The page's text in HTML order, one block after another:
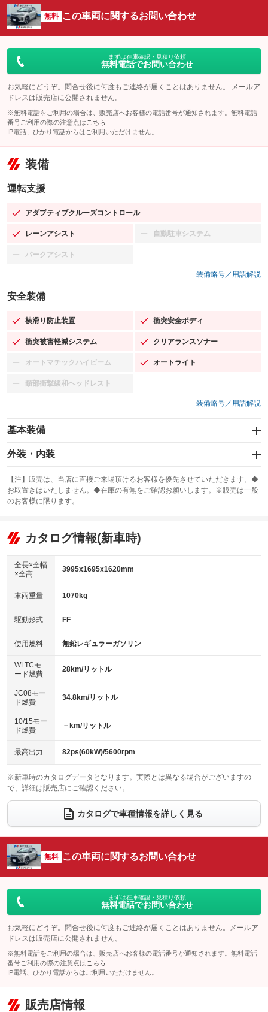
無料 この車両に関するお問い合わせ
まずは在庫確認・見積り依頼
無料電話でお問い合わせ
お気軽にどうぞ。問合せ後に何度もご連絡が届くことはありません。 メールア
ドレスは販売店に公開されません。
※無料電話をご利用の場合は、販売店へお客様の電話番号が通知されます。無料電話
番号ご利用の際の注意点は こちら
IP電話、ひかり電話からはご利用いただけません。
装備
運転支援
アダプティブクルーズコントロール
：装備あり
レーンアシスト
：装備あり 自動駐車システム
：装備なし
パークアシスト
：装備なし
装備略号／用語解説
安全装備
横滑り防止装置
：装備あり 衝突安全ボディ
：装備あり
衝突被害軽減システム
：装備あり クリアランスソナー
：装備あり
オートマチックハイビーム
：装備なし オートライト
：装備あり
頸部衝撃緩和ヘッドレスト
：装備なし
装備略号／用語解説
基本装備
エアバッグ：運転席/助手席/サイド
：装備あり
：装備なし
サンルーフ
：装備なし ABS
リフトアップ
：装備なし
：装備なし
パワーウィンドウ
アイドリングストップ
：装備なし
USB入力端子
：装備なし
100V電源
：装備なし
センターデフロック
：装備なし
電動格納ミラー
：装備あり
外装・内装
カーナビ：SDナビ
：装備あり
TV：フルセグ
：装備あり
ビジュアル：-／DVD再生
：装備あり
：装備あり
革シート
キーレス
HID(キセノンライト)
：装備なし
バックカメラ
：装備あり
エアロ
：装備なし
：装備なし
パワーシート
ベンチシート
：装備なし
チップアップシート
：装備なし
：装備なし ：装備あり
ウォークスルー
：装備なし
電動リアゲート フロントカメラ
：装備あり
：装備なし ：装備あり
サイドカメラ
：装備あり ルーフレール
：装備なし
：装備なし
：装備なし
【注】販売は、当店に直接ご来場頂けるお客様を優先させていただきます。◆
お取置きはいたしません。◆在庫の有無をご確認お願いします。※販売は一般
のお客様に限ります。
カタログ情報(新車時)
全長×全幅
×全高
3995x1695x1620mm
車両重量 1070kg
駆動形式 FF
使用燃料 無鉛レギュラーガソリン
WLTCモ
ード燃費
28km/リットル
JC08モー
ド燃費
34.8km/リットル
10/15モー
ド燃費
－km/リットル
最高出力 82ps(60kW)/5600rpm
※新車時のカタログデータとなります。実際とは異なる場合がございますの
で、詳細は販売店にご確認ください。
カタログで車種情報を詳しく見る
無料 この車両に関するお問い合わせ
まずは在庫確認・見積り依頼
無料電話でお問い合わせ
お気軽にどうぞ。問合せ後に何度もご連絡が届くことはありません。メールア
ドレスは販売店に公開されません。
※無料電話をご利用の場合は、販売店へお客様の電話番号が通知されます。無料電話
番号ご利用の際の注意点は こちら
IP電話、ひかり電話からはご利用いただけません。
販売店情報